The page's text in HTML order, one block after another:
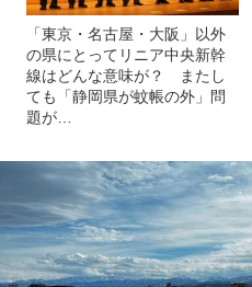
「東京・名古屋・大阪」以外
の県にとってリニア中央新幹
線はどんな意味が？ またし
ても「静岡県が蚊帳の外」問
題が…